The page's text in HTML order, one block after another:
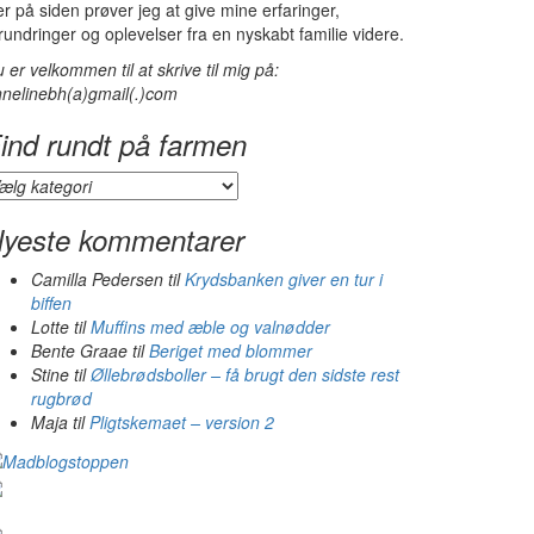
på siden prøver jeg at give mine erfaringer,
og oplevelser fra en nyskabt familie videre.
er velkommen til at skrive til mig på:
rundt på farmen
kommentarer
Camilla Pedersen tilKrydsbanken giver en tur i
biffen
Lotte tilMuffins med æble og valnødder
Bente Graae tilBeriget med blommer
Stine tilØllebrødsboller – få brugt den sidste rest
rugbrød
Maja tilPligtskemaet – version 2